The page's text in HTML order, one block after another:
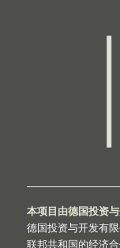
本项目由德国投资
德国投资与开发有
联邦共和国的经济